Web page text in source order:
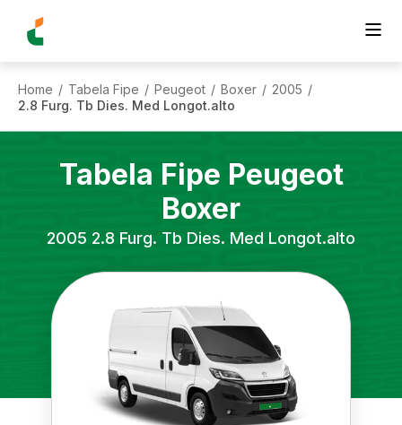
Home / Tabela Fipe / Peugeot / Boxer / 2005 /
2.8 Furg. Tb Dies. Med Longot.alto
Tabela Fipe Peugeot
Boxer
2005 2.8 Furg. Tb Dies. Med Longot.alto